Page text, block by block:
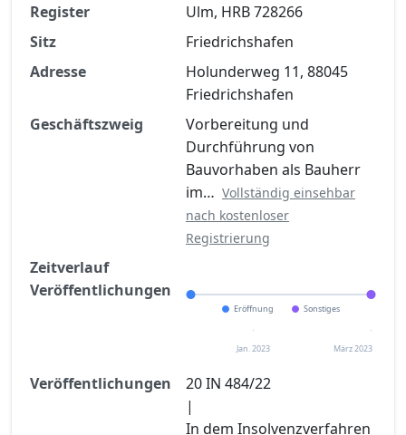
Finanzkennzahlen nach kostenloser
Registrierung verfügbar
Jetzt kostenlos registrieren
Register
Ulm, HRB 728266
Sitz
Friedrichshafen
Adresse
Holunderweg 11, 88045
Friedrichshafen
Geschäftszweig
Vorbereitung und
Durchführung von
Bauvorhaben als Bauherr
im… Vollständig einsehbar
nach kostenloser
Registrierung
Zeitverlauf
Veröffentlichungen
Eröffnung Sonstiges
Jan. 2023 März 2023
Veröffentlichungen
20 IN 484/22
|
In dem Insolvenzverfahren